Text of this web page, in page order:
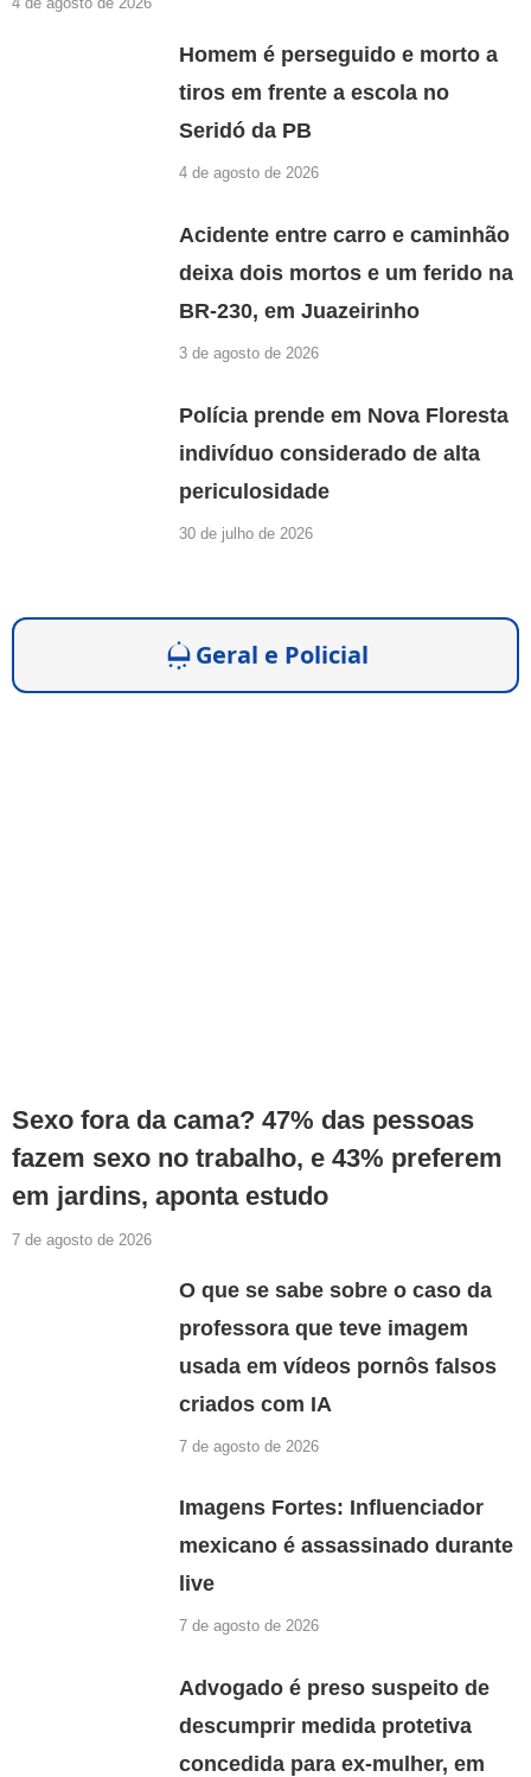
Homem é perseguido e morto a
tiros em frente a escola no
Seridó da PB
4 de agosto de 2026
Acidente entre carro e caminhão
deixa dois mortos e um ferido na
BR-230, em Juazeirinho
3 de agosto de 2026
Polícia prende em Nova Floresta
indivíduo considerado de alta
periculosidade
30 de julho de 2026
Geral e Policial
Sexo fora da cama? 47% das pessoas
fazem sexo no trabalho, e 43% preferem
em jardins, aponta estudo
7 de agosto de 2026
O que se sabe sobre o caso da
professora que teve imagem
usada em vídeos pornôs falsos
criados com IA
7 de agosto de 2026
Imagens Fortes: Influenciador
mexicano é assassinado durante
live
7 de agosto de 2026
Advogado é preso suspeito de
descumprir medida protetiva
concedida para ex-mulher, em